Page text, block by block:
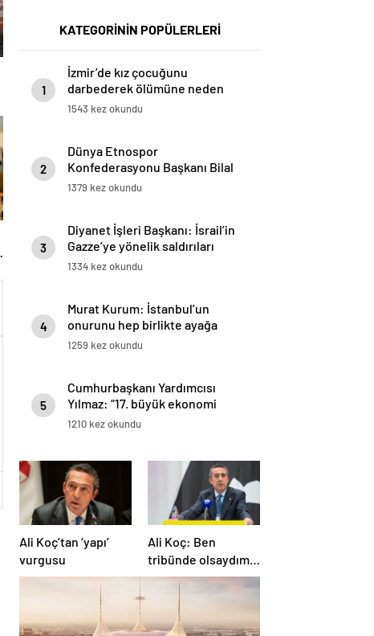
KATEGORİNİN POPÜLERLERİ
1
İzmir’de kız çocuğunu
darbederek ölümüne neden
olan sanığın duruşması başladı
1543 kez okundu
2
Dünya Etnospor
Konfederasyonu Başkanı Bilal
Erdoğan: Batı, çifte standart
1379 kez okundu
3
Diyanet İşleri Başkanı: İsrail’in
Gazze’ye yönelik saldırıları
derhal durdurulmalı
1334 kez okundu
4
Murat Kurum: İstanbul’un
onurunu hep birlikte ayağa
kaldıracağız
1259 kez okundu
5
Cumhurbaşkanı Yardımcısı
Yılmaz: “17. büyük ekonomi
olduk, satın alma gücü
1210 kez okundu
Ali Koç’tan ‘yapı’
vurgusu
Ali Koç: Ben
tribünde olsaydım,
yönetime destek
olurdum